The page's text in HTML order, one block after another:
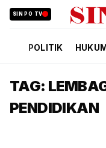
SIN PO TV
POLITIK HUKUM
TAG:
PENDIDIKAN